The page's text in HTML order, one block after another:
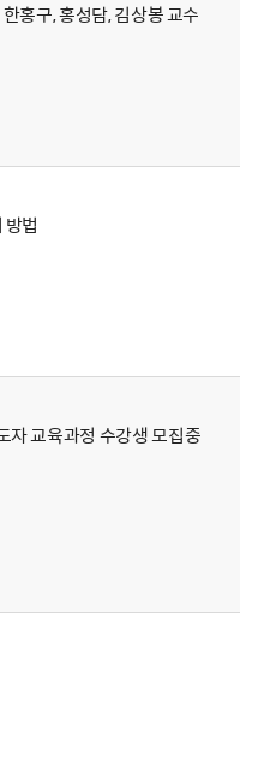
홍구, 홍성담, 김상봉 교수
법
교육과정 수강생 모집중